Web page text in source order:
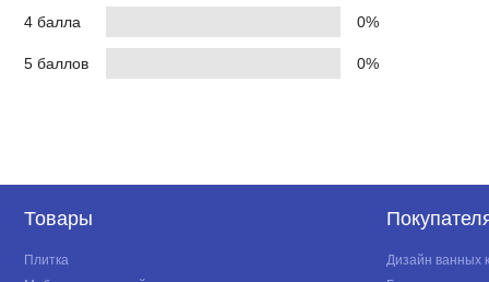
4 балла 0%
5 баллов 0%
Товары
Плитка
Дизайн ванных